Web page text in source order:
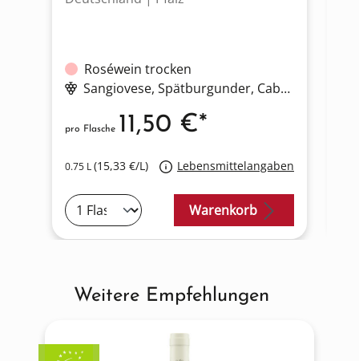
Roséwein trocken
Sangiovese, Spätburgunder, Cabernet Sauvignon
0.75 L(15,33 €/L) Lebensmittelangaben
pro Flasche 11,50 €*
Warenkorb
Produktgalerie überspringen
Weitere Empfehlungen